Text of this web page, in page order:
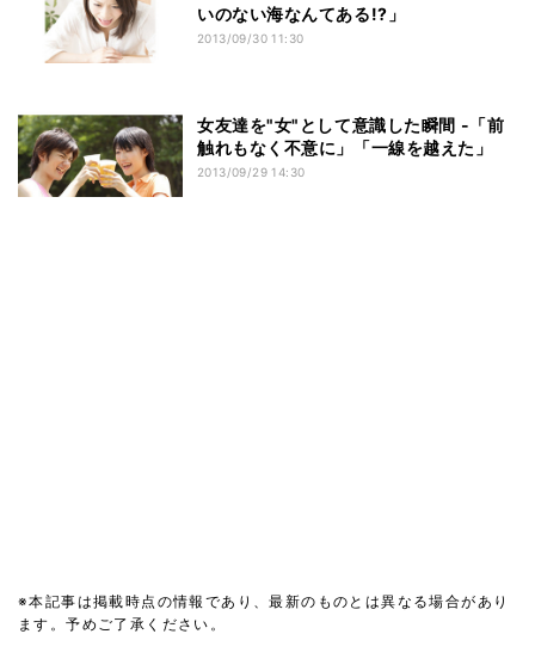
いのない海なんてある!?」
2013/09/30 11:30
女友達を"女"として意識した瞬間 -「前
触れもなく不意に」「一線を越えた」
2013/09/29 14:30
※本記事は掲載時点の情報であり、最新のものとは異なる場合があり
ます。予めご了承ください。